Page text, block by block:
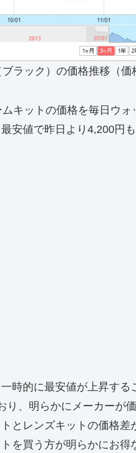
ラック）の価格推移（価
キットの価格を毎日ウ
安値で昨日より4,200円
時的に最安値が上昇す
り、明らかにメーカーが
とレンズキットの価格
を買う方が明らかにお